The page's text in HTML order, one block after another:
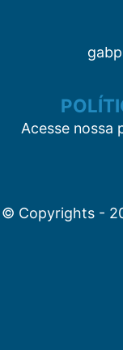
Acesse nossa
© Copyrights -